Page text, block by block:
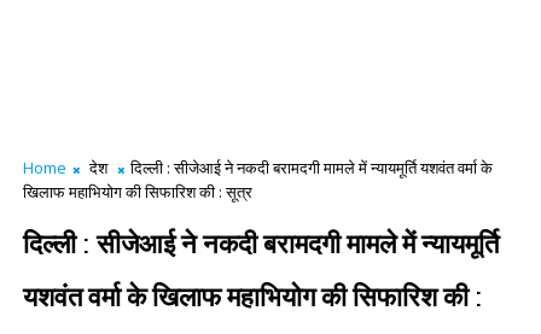
Home देश
दिल्ली : सीजेआई ने नकदी बरामदगी मामले में न्यायमूर्ति यशवंत वर्मा के
खिलाफ महाभियोग की सिफारिश की : सूत्र
दिल्ली : सीजेआई ने नकदी बरामदगी मामले में न्यायमूर्ति
यशवंत वर्मा के खिलाफ महाभियोग की सिफारिश की :